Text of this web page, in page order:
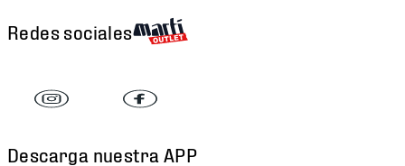
Redes sociales
Descarga nuestra APP